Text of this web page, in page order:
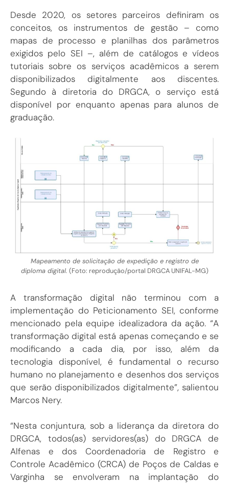
Desde 2020, os setores parceiros definiram os
conceitos, os instrumentos de gestão – como
mapas de processo e planilhas dos parâmetros
exigidos pelo SEI –, além de catálogos e vídeos
tutoriais sobre os serviços acadêmicos a serem
disponibilizados digitalmente aos discentes.
Segundo à diretoria do DRGCA, o serviço está
disponível por enquanto apenas para alunos de
graduação.
Mapeamento de solicitação de expedição e registro de
diploma digital. (Foto: reprodução/portal DRGCA UNIFAL-MG)
A transformação digital não terminou com a
implementação do Peticionamento SEI, conforme
mencionado pela equipe idealizadora da ação. “A
transformação digital está apenas começando e se
modificando a cada dia, por isso, além da
tecnologia disponível, é fundamental o recurso
humano no planejamento e desenhos dos serviços
que serão disponibilizados digitalmente”, salientou
Marcos Nery.
“Nesta conjuntura, sob a liderança da diretora do
DRGCA, todos(as) servidores(as) do DRGCA de
Alfenas e dos Coordenadoria de Registro e
Controle Acadêmico (CRCA) de Poços de Caldas e
Varginha se envolveram na implantação do